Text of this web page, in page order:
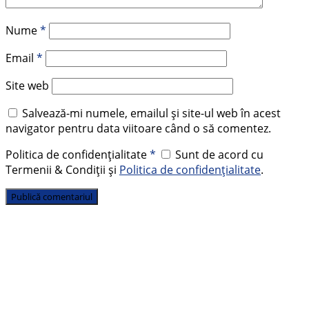
Nume*
Email *
Site web
Salvează-mi numele, emailul și site-ul web în acest
navigator pentru data viitoare când o să comentez.
Politica de confidențialitate*
Sunt de acord cu
Termenii & Condiții și Politica de confidențialitate.